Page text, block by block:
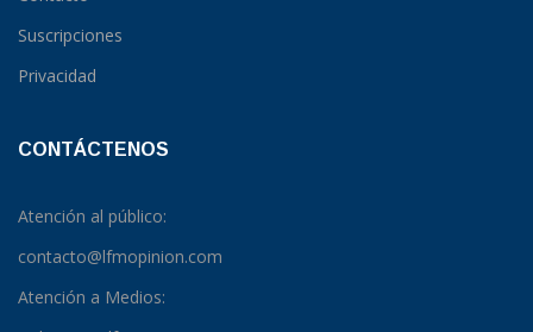
Suscripciones
Privacidad
CONTÁCTENOS
Atención al público:
contacto@lfmopinion.com
Atención a Medios: